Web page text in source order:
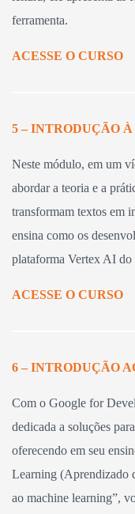
ferramenta.
ACESSE O CURSO
5 – INTRODUÇÃO
Neste módulo, em um
abordar a teoria e a
transformam textos em
ensina como os
plataforma Vertex AI do
ACESSE O CURSO
6 – INTRODUÇÃO
Com o Google for
dedicada a soluções
oferecendo em seu
Learning (Aprendizado
ao machine learning”,